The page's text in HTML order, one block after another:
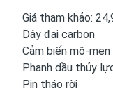
Giá tham khảo:
Dây đai carbon
Cảm biến mô-men
Phanh dầu thủy
Pin tháo rời